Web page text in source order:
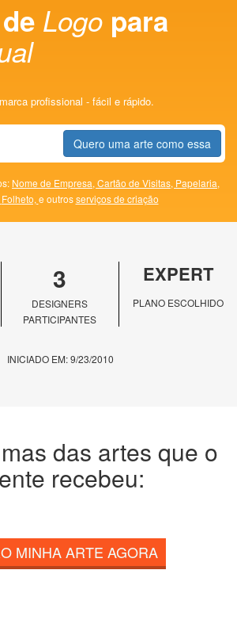
Logo para
profissional - fácil e rápido.
Quero uma arte como essa
Nome de Empresa, Cartão de Visitas, Papelaria,
Folheto, e outrosserviços de criação
3
DESIGNERS
PARTICIPANTES
EXPERT
PLANO ESCOLHIDO
INICIADO EM: 9/23/2010
das artes que o
recebeu:
MINHA ARTE AGORA